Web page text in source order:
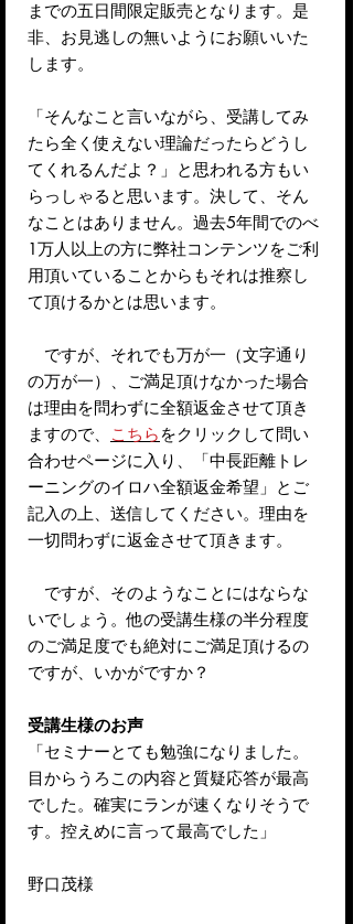
までの五日間限定販売となります。是
非、お見逃しの無いようにお願いいた
します。
「そんなこと言いながら、受講してみ
たら全く使えない理論だったらどうし
てくれるんだよ？」と思われる方もい
らっしゃると思います。決して、そん
なことはありません。過去5年間でのべ
1万人以上の方に弊社コンテンツをご利
用頂いていることからもそれは推察し
て頂けるかとは思います。
ですが、それでも万が一（文字通り
の万が一）、ご満足頂けなかった場合
は理由を問わずに全額返金させて頂き
ますので、
こちら をクリックして問い
合わせページに入り、「中長距離トレ
ーニングのイロハ全額返金希望」とご
記入の上、送信してください。理由を
一切問わずに返金させて頂きます。
ですが、そのようなことにはならな
いでしょう。他の受講生様の半分程度
のご満足度でも絶対にご満足頂けるの
ですが、いかがですか？
受講生様のお声
「セミナーとても勉強になりました。
目からうろこの内容と質疑応答が最高
でした。確実にランが速くなりそうで
す。控えめに言って最高でした」
野口茂様